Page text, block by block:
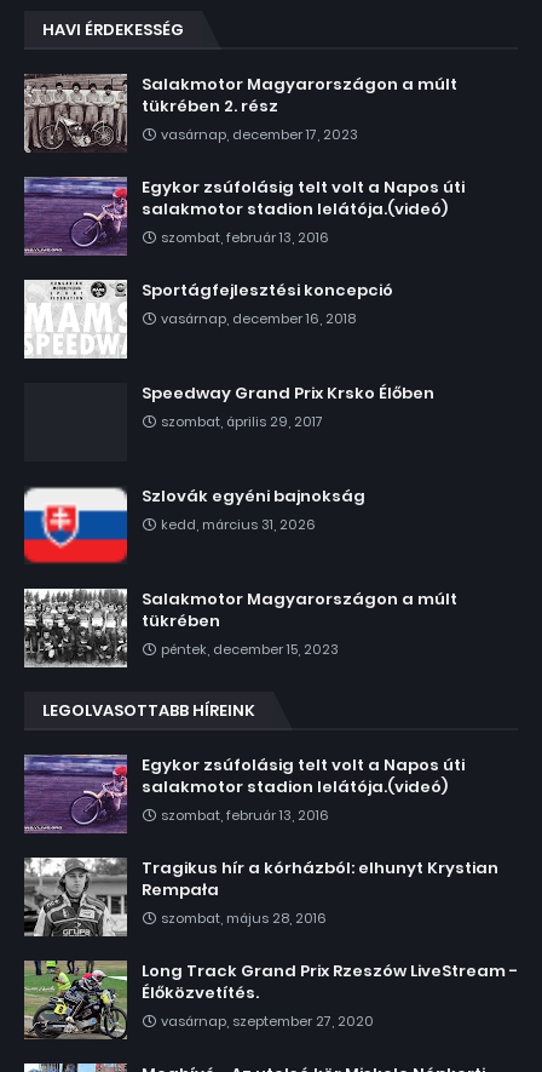
HAVI ÉRDEKESSÉG
Salakmotor Magyarországon a múlt
tükrében 2. rész
vasárnap, december 17, 2023
Egykor zsúfolásig telt volt a Napos úti
salakmotor stadion lelátója.(videó)
szombat, február 13, 2016
Sportágfejlesztési koncepció
vasárnap, december 16, 2018
Speedway Grand Prix Krsko Élőben
szombat, április 29, 2017
Szlovák egyéni bajnokság
kedd, március 31, 2026
Salakmotor Magyarországon a múlt
tükrében
péntek, december 15, 2023
LEGOLVASOTTABB HÍREINK
Egykor zsúfolásig telt volt a Napos úti
salakmotor stadion lelátója.(videó)
szombat, február 13, 2016
Tragikus hír a kórházból: elhunyt Krystian
Rempała
szombat, május 28, 2016
Long Track Grand Prix Rzeszów LiveStream -
Élőközvetítés.
vasárnap, szeptember 27, 2020